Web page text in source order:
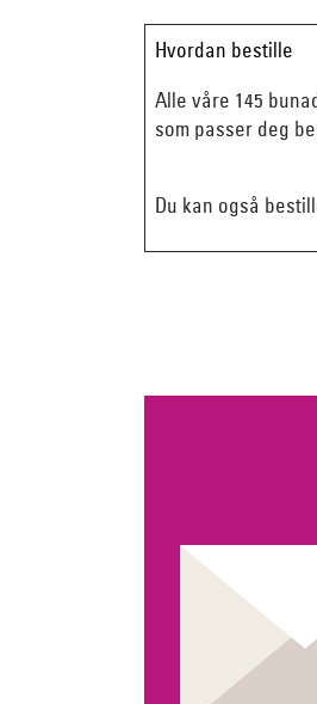
Hvordan bestille
Alle våre 145
som passer deg
Du kan også